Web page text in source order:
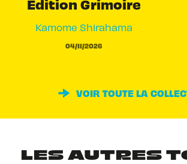
Edition Grimoire
Kamome Shirahama
04/11/2026
VOIR TOUTE LA
LES AUTRES